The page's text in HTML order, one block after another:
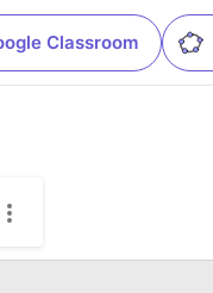
Classroom